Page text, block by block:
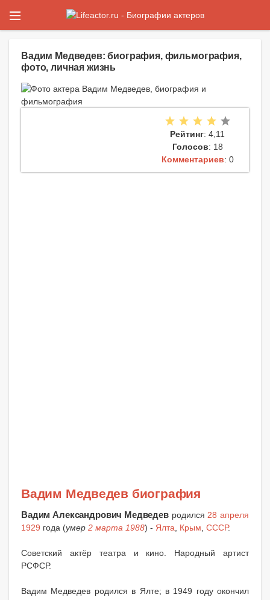
Вадим Медведев: биография, фильмография,
фото, личная жизнь
Рейтинг: 4,11
Голосов: 18
Комментариев: 0
Вадим Медведев биография
Вадим Александрович Медведев родился 28 апреля
1929 года (умер 2 марта 1988) - Ялта Крым СССР.
Советский актёр театра и кино. Народный артист
РСФСР.
Вадим Медведев родился в Ялте; в 1949 году окончил